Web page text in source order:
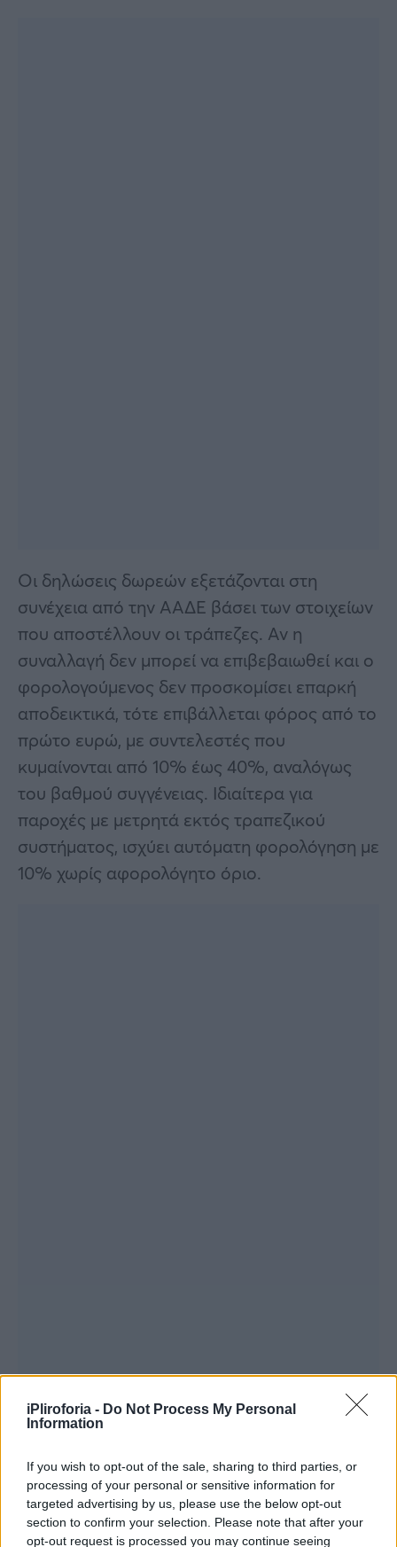
iPliroforia - Do Not Process My Personal
Information
If you wish to opt-out of the sale, sharing to third parties, or
processing of your personal or sensitive information for
targeted advertising by us, please use the below opt-out
section to confirm your selection. Please note that after your
opt-out request is processed you may continue seeing
Οι δηλώσεις δωρεών εξετάζονται στη
συνέχεια από την ΑΑΔΕ βάσει των στοιχείων
που αποστέλλουν οι τράπεζες. Αν η
συναλλαγή δεν μπορεί να επιβεβαιωθεί και ο
φορολογούμενος δεν προσκομίσει επαρκή
αποδεικτικά, τότε επιβάλλεται φόρος από το
πρώτο ευρώ, με συντελεστές που
κυμαίνονται από 10% έως 40%, αναλόγως
του βαθμού συγγένειας. Ιδιαίτερα για
παροχές με μετρητά εκτός τραπεζικού
συστήματος, ισχύει αυτόματη φορολόγηση με
10% χωρίς αφορολόγητο όριο.
Συνεντεύξεις 18/11/2025
Δήμητρα Δερζέκου: «Λέω τη δική μου